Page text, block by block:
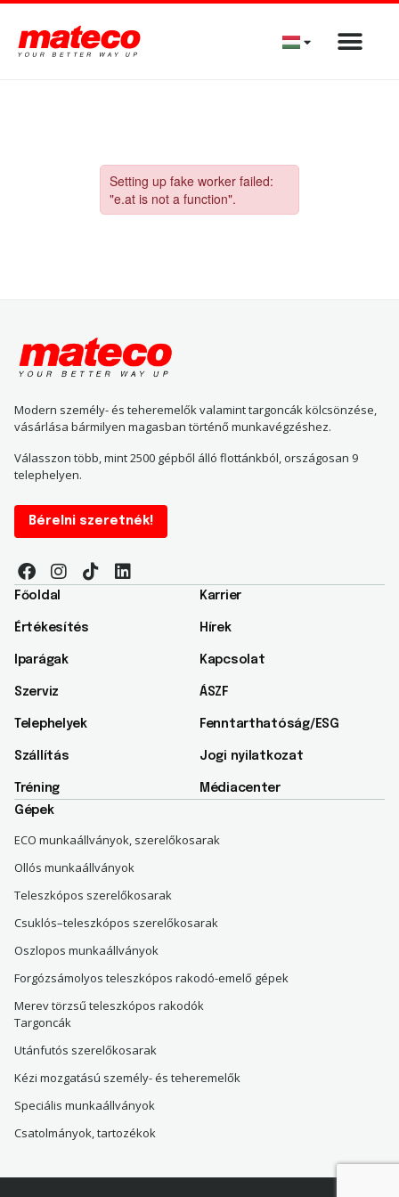
Modern személy- és teheremelők valamint targoncák kölcsönzése,
vásárlása bármilyen magasban történő munkavégzéshez.
Válasszon több, mint 2500 gépből álló flottánkból, országosan 9
telephelyen.
Bérelni szeretnék!
Főoldal
Értékesítés
Iparágak
Szerviz
Telephelyek
Szállítás
Tréning
Karrier
Hírek
Kapcsolat
ÁSZF
Fenntarthatóság/ESG​
Jogi nyilatkozat
Médiacenter
Gépek
ECO munkaállványok, szerelőkosarak
Ollós munkaállványok
Teleszkópos szerelőkosarak
Csuklós–teleszkópos szerelőkosarak
Oszlopos munkaállványok
Forgózsámolyos teleszkópos rakodó-emelő gépek
Merev törzsű teleszkópos rakodók
Targoncák
Utánfutós szerelőkosarak
Kézi mozgatású személy- és teheremelők
Speciális munkaállványok
Csatolmányok, tartozékok